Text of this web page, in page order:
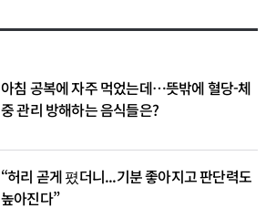
아침 공복에 자주 먹었는데…뜻밖에 혈당-체
중 관리 방해하는 음식들은?
“허리 곧게 폈더니...기분 좋아지고 판단력도
높아진다”